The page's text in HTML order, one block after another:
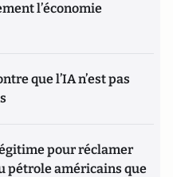
l’économie
que l’IA n’est pas
pour réclamer
pétrole américains que